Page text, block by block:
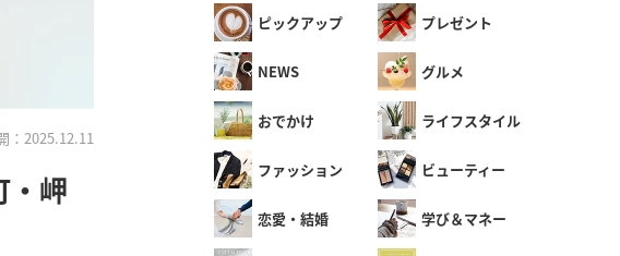
：2025.12.11
・岬
ピックアップ プレゼント
NEWS グルメ
おでかけ ライフスタイル
ファッション ビューティー
恋愛・結婚 学び＆マネー